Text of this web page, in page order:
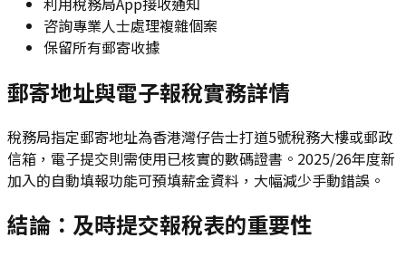
咨詢專業人士處理複雜個案
保留所有郵寄收據
郵寄地址與電子報稅實務詳情
稅務局指定郵寄地址為香港灣仔告士打道5號稅務大樓或郵政
信箱，電子提交則需使用已核實的數碼證書。2025/26年度新
加入的自動填報功能可預填薪金資料，大幅減少手動錯誤。
結論：及時提交報稅表的重要性